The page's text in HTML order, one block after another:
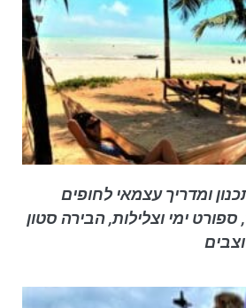
ומדריך עצמאי לחופים
ספורט ימי וצלילות, הבירה סטון